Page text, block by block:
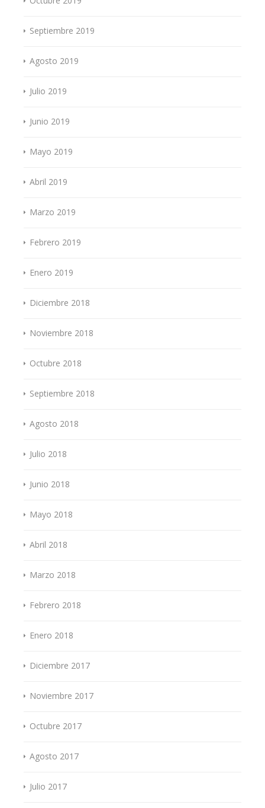
Septiembre 2019
Agosto 2019
Julio 2019
Junio 2019
Mayo 2019
Abril 2019
Marzo 2019
Febrero 2019
Enero 2019
Diciembre 2018
Noviembre 2018
Octubre 2018
Septiembre 2018
Agosto 2018
Julio 2018
Junio 2018
Mayo 2018
Abril 2018
Marzo 2018
Febrero 2018
Enero 2018
Diciembre 2017
Noviembre 2017
Octubre 2017
Agosto 2017
Julio 2017